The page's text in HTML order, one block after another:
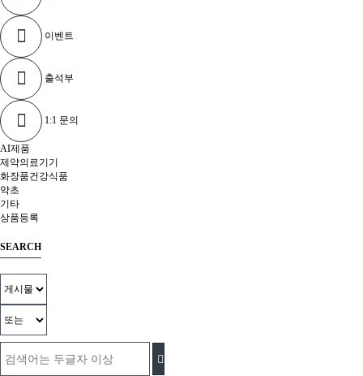
이벤트
출석부
1:1 문의
AI제품
제약의료기기
화장품건강식품
약초
기타
상품등록
SEARCH